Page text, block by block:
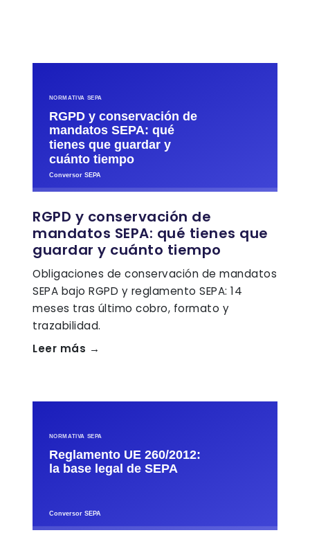
RGPD y conservación de
mandatos SEPA: qué tienes que
guardar y cuánto tiempo
Obligaciones de conservación de mandatos
SEPA bajo RGPD y reglamento SEPA: 14
meses tras último cobro, formato y
trazabilidad.
Leer más →